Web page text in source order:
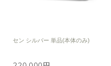
セン シルバー 単品(本体のみ)